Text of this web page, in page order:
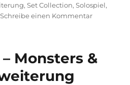
,Set Collection,Solospiel,
Schreibe einen Kommentarzu
Fiends
Monsters &